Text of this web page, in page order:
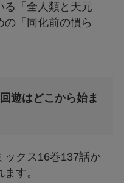
る「全人類と天元
の「同化前の慣ら
遊はどこから始ま
ックス16巻137話か
す。